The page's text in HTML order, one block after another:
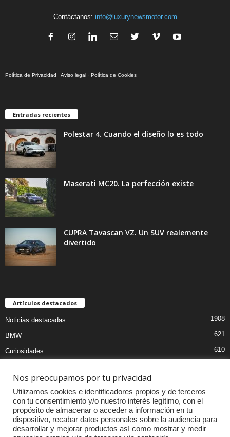
Contáctanos: info@luxurynewsmotor.com
Política de Privacidad ·Aviso legal · Política de Cookies
Entradas recientes
Polestar 4. Cuando el diseño lo es todo
Maserati MC20. La perfección existe
CUPRA Tavascan VZ. Un SUV realemente
divertido
Artículos destacados
Noticias destacadas 1908
BMW 621
Curiosidades 610
Audi
MOTOS
Competiciones
Mercedes
Nos preocupamos por tu privacidad
Utilizamos cookies e identificadores propios y de terceros
con tu consentimiento y/o nuestro interés legítimo, con el
propósito de almacenar o acceder a información en tu
dispositivo, recabar datos personales sobre la audiencia para
desarrollar y mejorar productos así como mostrar y medir